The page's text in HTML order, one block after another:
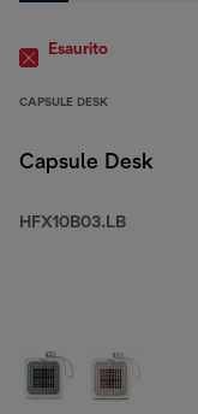
Esaurito
CAPSULE DESK
Capsule Desk
HFX10B03.LB